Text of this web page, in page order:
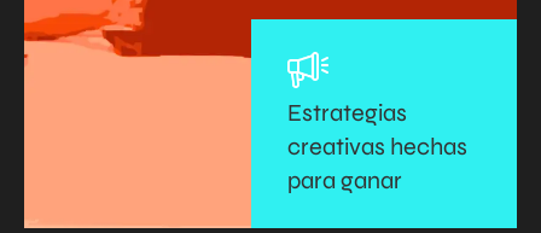
Estrategias
creativas hechas
para ganar